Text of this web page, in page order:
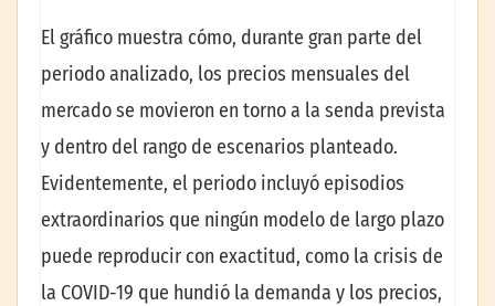
El gráfico muestra cómo, durante gran parte del
periodo analizado, los precios mensuales del
mercado se movieron en torno a la senda prevista
y dentro del rango de escenarios planteado.
Evidentemente, el periodo incluyó episodios
extraordinarios que ningún modelo de largo plazo
puede reproducir con exactitud, como la crisis de
la COVID-19 que hundió la demanda y los precios,